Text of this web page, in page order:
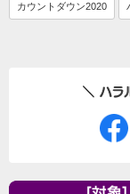
カウントダウン2020